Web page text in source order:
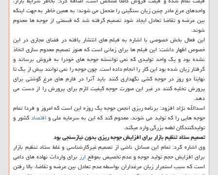
واحدهای مرغ مادر چنین زیان سنگینی را متحمل می شوند؛ به همین خاطر به جهت اینكه
بین عرضه و تقاضا تعادل ایجاد شود تصمیم گرفته شد كه قسمتی از جوجه ها معدوم
شوند.
این فعال بخش خصوصی با اشاره به فیلم های انتشار یافته در فضای مجازی در این
خصوص اظهار داشت: این فیلم ها برای زمانی است كه هنوز تصمیم معدوم سازی اتخاذ
نشده بود و یك واحد تولیدی كه نمی توانسته جوجه های خودرا به فروش برساند و
گرفتار زیان شده بود این كار را انجام داده است. چون جوجه را نمی توانند بیش از یك تا
نهایتاً دو روز در جوجه كشی نگهداری كنند باید آنرا در فارم های مرغ گوشتی برای
پرورش تخلیه كنند در غیر این صورت جوجه كیفیت لازم برای پرورش را از دست می
دهد.
اسدالله نژاد افزود: برنامه ریزی انجمن جوجه یك روزه این است كه امروز و فردا تمام
جوجه هایی را كه تولید می شوند، معدوم كند كه این به سرمایه ملی واقتصادكشور و
تولیدكنندگان لطمه بزرگی وارد میكند.
تصمیم ستاد تنظیم بازار برای افزایش جوجه ریزی بدون نیازسنجی بود
وی اشاره كرد: تمام این مسائل ناشی از تصمیم غیركارشناسی و غلط ستاد تنظیم بازار
برای افزایش حجم تولید جوجه و عدم تخصیص بموقعارزبرای واردات نهاده های دامی
است كه سبب استمرار زیان مرغداران بواسطه عدم تعادل بین عرضه و تقاضا، بالا رفتن